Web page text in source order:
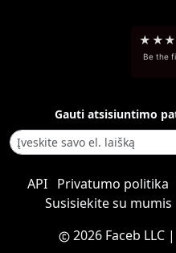
★ ★★
Be the
Gauti atsisiuntimo
API Privatumo politika
Susisiekite su mumis
2026 Faceb LLC|